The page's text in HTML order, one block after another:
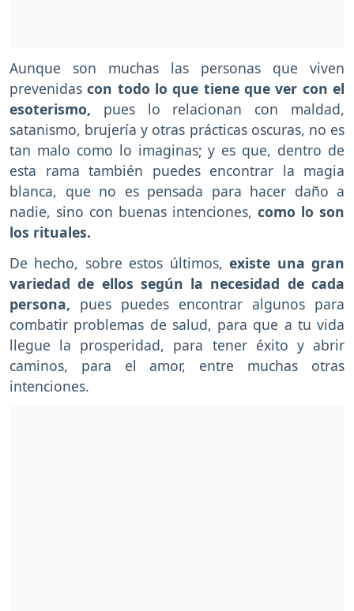
Aunque son muchas las personas que viven
prevenidascon todo lo que tiene que ver con el
esoterismo, pues lo relacionan con maldad,
satanismo, brujería y otras prácticas oscuras, no es
tan malo como lo imaginas; y es que, dentro de
esta rama también puedes encontrar la magia
blanca, que no es pensada para hacer daño a
nadie, sino con buenas intenciones, como lo son
los rituales.
De hecho, sobre estos últimos,existe una gran
variedad de ellos según la necesidad de cada
persona, pues puedes encontrar algunos para
combatir problemas de salud, para que a tu vida
llegue la prosperidad, para tener éxito y abrir
caminos, para el amor, entre muchas otras
intenciones.